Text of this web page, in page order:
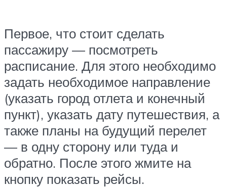
Первое, что стоит сделать
пассажиру — посмотреть
расписание. Для этого необходимо
задать необходимое направление
(указать город отлета и конечный
пункт), указать дату путешествия, а
также планы на будущий перелет
— в одну сторону или туда и
обратно. После этого жмите на
кнопку показать рейсы.